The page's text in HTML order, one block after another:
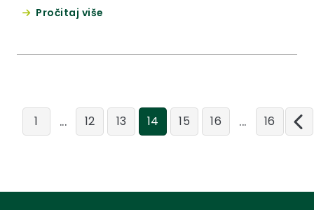
osniva pri Krapinsko – zagorskoj županiji, i koje
Pročitaj više
1 ... 12 13 14 15 16 ... 16